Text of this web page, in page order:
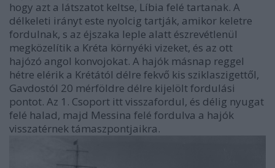
hogy azt a látszatot keltse, Líbia felé tartanak. A
délkeleti irányt este nyolcig tartják, amikor keletre
fordulnak, s az éjszaka leple alatt észrevétlenül
megközelítik a Kréta környéki vizeket, és az ott
hajózó angol konvojokat. A hajók másnap reggel
hétre elérik a Krétától délre fekvő kis sziklaszigettől,
Gavdostól 20 mérföldre délre kijelölt fordulási
pontot. Az 1. Csoport itt visszafordul, és délig nyugat
felé halad, majd Messina felé fordulva a hajók
visszatérnek támaszpontjaikra.